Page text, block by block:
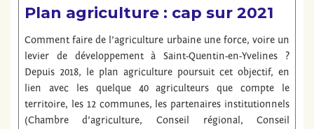
Plan agriculture : cap sur 2021
Comment faire de l’agriculture urbaine une force, voire un
levier de développement à Saint-Quentin-en-Yvelines ?
Depuis 2018, le plan agriculture poursuit cet objectif, en
lien avec les quelque 40 agriculteurs que compte le
territoire, les 12 communes, les partenaires institutionnels
(Chambre d’agriculture, Conseil régional, Conseil